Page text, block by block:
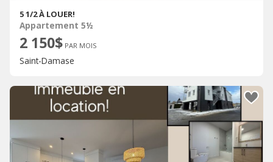
5 1/2 À LOUER!
Appartement 5½
2 150$ PAR MOIS
Saint-Damase